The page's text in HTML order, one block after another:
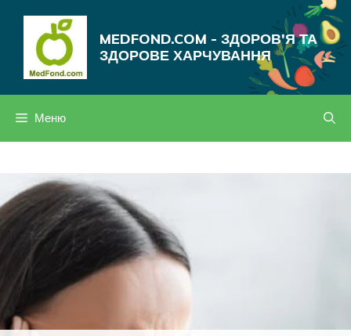
MEDFOND.COM - ЗДОРОВ'Я ТА
ЗДОРОВЕ ХАРЧУВАННЯ
Меню